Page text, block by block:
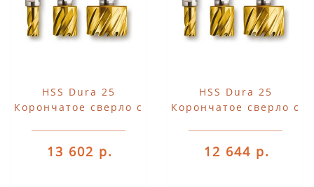
HSS Dura 25
Корончатое сверло с
13 602 р.
HSS Dura 25
Корончатое сверло с
12 644 р.